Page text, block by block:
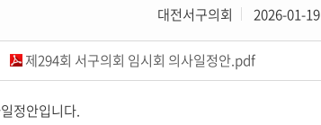
대전서구의회 2026-01-19
제294회 서구의회 임시회 의사일정안.pdf
정안입니다.